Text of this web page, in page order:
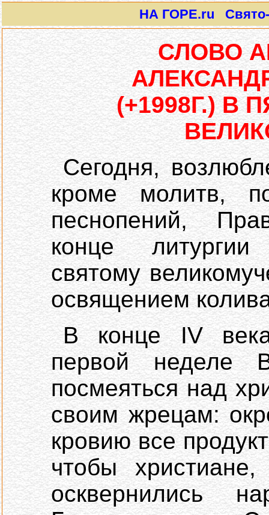
НА ГОРЕ.ru Свято-
СЛОВО
(+1998Г.) В
Сегодня,
кроме молитв,
песнопений,
конце
святому
освящением
В конце IV
первой неделе
посмеяться над
своим жрецам:
кровию все
чтобы
осквернились